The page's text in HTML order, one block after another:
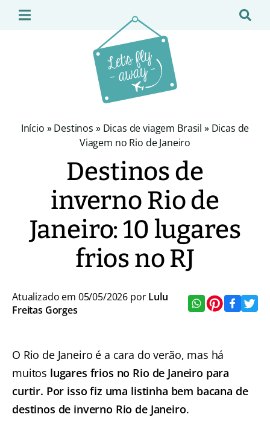
Início »Destinos » Dicas de viagem Brasil » Dicas de
Viagem no Rio de Janeiro
Destinos de
inverno Rio de
Janeiro: 10 lugares
frios no RJ
Atualizado em 05/05/2026 porLulu
Freitas Gorges
O Rio de Janeiro é a cara do verão, mas há
muitos lugares frios no Rio de Janeiro para
curtir. Por isso fiz uma listinha bem bacana de
destinos de inverno Rio de Janeiro.